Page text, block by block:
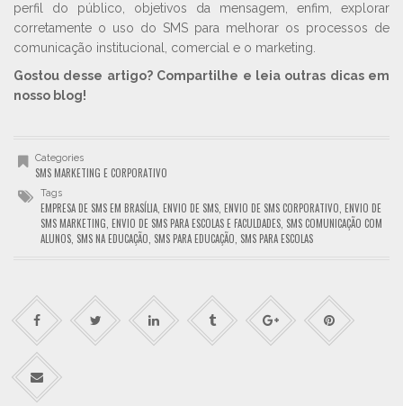
perfil do público, objetivos da mensagem, enfim, explorar
corretamente o uso do SMS para melhorar os processos de
comunicação institucional, comercial e o marketing.
Gostou desse artigo? Compartilhe e leia outras dicas em
nosso blog!
Categories
SMS MARKETING E CORPORATIVO
Tags
EMPRESA DE SMS EM BRASÍLIA ENVIO DE SMS ENVIO DE SMS CORPORATIVO ENVIO DE
SMS MARKETING ENVIO DE SMS PARA ESCOLAS E FACULDADES SMS COMUNICAÇÃO COM
ALUNOS SMS NA EDUCAÇÃO SMS PARA EDUCAÇÃO SMS PARA ESCOLAS